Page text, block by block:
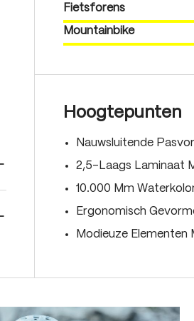
Fietsforens
Mountainbike
Hoogtepunten
Nauwsluitende
2,5-Laags Laminaat
10.000 Mm
Ergonomisch
Modieuze Elementen